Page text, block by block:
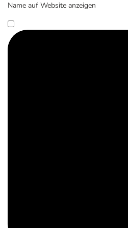
Name auf Website anzeigen